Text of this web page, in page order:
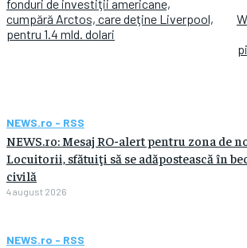
fonduri de investiţii americane,
cumpără Arctos, care deţine Liverpool,
pentru 1.4 mld. dolari
NEWS.ro - RSS
NEWS.ro: Mesaj RO-alert pentru zona de
Locuitorii, sfătuiţi să se adăpostească în
civilă
4 august 2026
NEWS.ro - RSS